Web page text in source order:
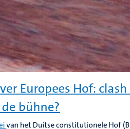
Europees Hof:
bühne?
van het Duitse constitutionele Hof